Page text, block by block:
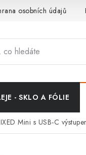
osobních údajů
- SKLO A FÓLIE
Mini s USB-C